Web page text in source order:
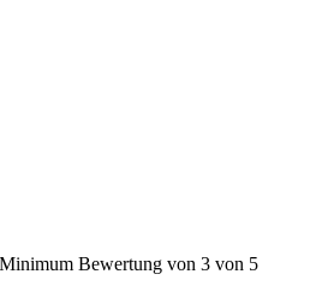
Bewertung von 3 von 5